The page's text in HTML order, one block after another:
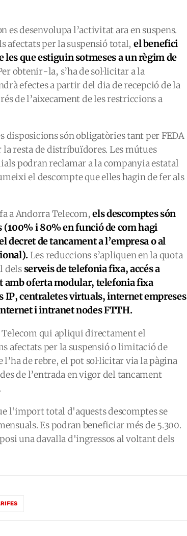
es desenvolupa l’activitat ara en suspens.
afectats per la suspensió total, el benefici
les que estiguin sotmeses a un règim de
obtenir-la, s’ha de sol·licitar a la
efectes a partir del dia de recepció de la
de l’aixecament de les restriccions a
disposicions són obligatòries tant per FEDA
la resta de distribuïdores. Les mútues
podran reclamar a la companyia estatal
el descompte que elles hagin de fer als
a Andorra Telecom,els descomptes són
(100% i 80% en funció de com hagi
decret de tancament a l’empresa o al
Les reduccions s’apliquen en la quota
delsserveis de telefonia fixa, accés a
amb oferta modular, telefonia fixa
IP, centraletes virtuals, internet empreses
i intranet nodes FTTH.
Telecom qui apliqui directament el
afectats per la suspensió o limitació de
de rebre, el pot sol·licitar via la pàgina
de l’entrada en vigor del tancament
l'import total d'aquests descomptes se
Es podran beneficiar més de 5.300.
una davalla d'ingressos al voltant dels